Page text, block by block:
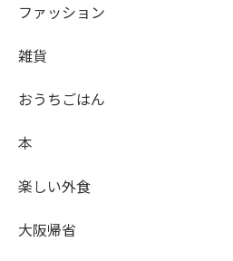
ファッション
雑貨
おうちごはん
本
楽しい外食
大阪帰省